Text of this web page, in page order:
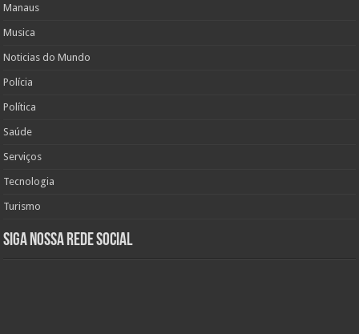
Manaus
Musica
Noticias do Mundo
Polícia
Política
Saúde
Serviços
Tecnologia
Turismo
Siga nossa rede social